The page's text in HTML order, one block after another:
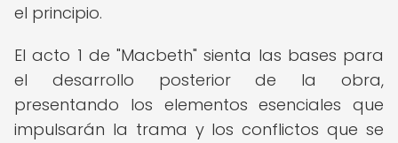
el principio.
El acto 1 de "Macbeth" sienta las bases para
el desarrollo posterior de la obra,
presentando los elementos esenciales que
impulsarán la trama y los conflictos que se